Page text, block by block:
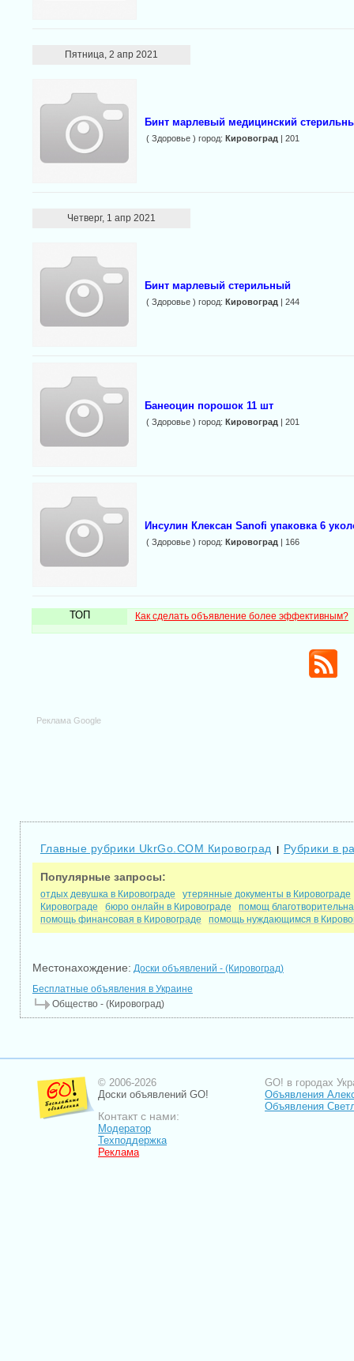
Пятница, 2 апр 2021
Бинт марлевый медицинский
( Здоровье ) город: Кировоград | 201
Четверг, 1 апр 2021
Бинт марлевый стерильный
( Здоровье ) город: Кировоград | 244
Банеоцин порошок 11 шт
( Здоровье ) город: Кировоград | 201
Инсулин Клексан Sanofi упаковка 6
( Здоровье ) город: Кировоград | 166
ТОП Как сделать объявление более эффективным?
Реклама Google
Главные рубрики UkrGo.COM Кировоград | Рубрики в
Популярные запросы:
отдых девушка в Кировограде
утерянные документы в Кировограде
Кировограде
бюро онлайн в Кировограде
помощ
помощь финансовая в Кировограде
помощь нуждающимся в
Местонахождение: Доски объявлений - (Кировоград)
Бесплатные объявления в Украине
Общество - (Кировоград)
© 2006-2026
Доски объявлений GO!
Контакт с нами:
Модератор
Техподдержка
Реклама
GO! в городах
Объявления
Объявления